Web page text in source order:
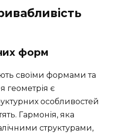
форм
своїми формами та
геометрія є
особливостей
Гармонія, яка
структурами,